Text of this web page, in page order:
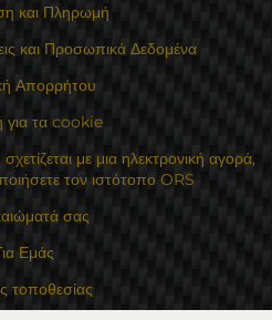
και Πληρωμή
και Προσωπικά Δεδομένα
Απορρήτου
για τα cookie
με μια ηλεκτρονική αγορά,
τον ιστότοπο ORS
σας
Εμάς
τοποθεσίας